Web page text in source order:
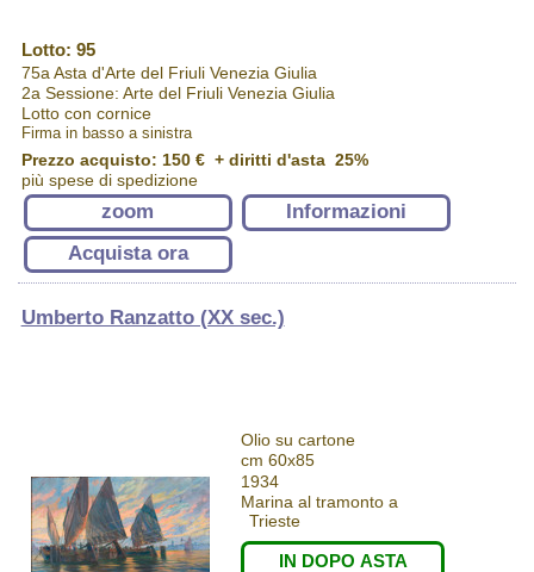
Lotto: 95
75a Asta d'Arte del Friuli Venezia Giulia
2a Sessione: Arte del Friuli Venezia Giulia
Lotto con cornice
Firma in basso a sinistra
Prezzo acquisto: 150 €+ diritti d'asta 25%
più spese di spedizione
zoom
Informazioni
Acquista ora
Umberto Ranzatto (XX sec.)
Olio su cartone
cm 60x85
1934
Marina al tramonto a
Trieste
IN DOPO ASTA